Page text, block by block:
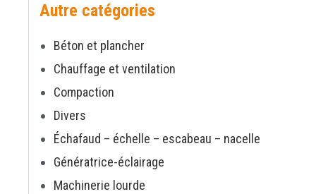
Autre catégories
Béton et plancher
Chauffage et ventilation
Compaction
Divers
Échafaud – échelle – escabeau – nacelle
Génératrice-éclairage
Machinerie lourde